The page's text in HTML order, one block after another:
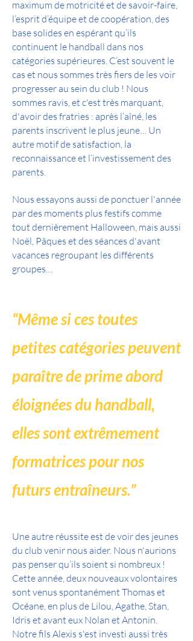
maximum de motricité et de savoir-faire,
l’esprit d’équipe et de coopération, des
base solides en espérant qu’ils
continuent le handball dans nos
catégories supérieures. C’est souvent le
cas et nous sommes très fiers de les voir
progresser au sein du club ! Nous
sommes ravis, et c'est très marquant,
d'avoir des fratries : après l’aîné, les
parents inscrivent le plus jeune… Un
autre motif de satisfaction, la
reconnaissance et l’investissement des
parents.
Nous essayons aussi de ponctuer l'année
par des moments plus festifs comme
tout dernièrement Halloween, mais aussi
Noël, Pâques et des séances d'avant
vacances regroupant les différents
groupes…
“Même si ces toutes
petites catégories peuvent
paraître de prime abord
éloignées du handball,
elles sont extrêmement
formatrices pour nos
futurs entraîneurs.”
Une autre réussite est de voir des jeunes
du club venir nous aider. Nous n'aurions
pas penser qu’ils soient si nombreux !
Cette année, deux nouveaux volontaires
sont venus spontanément Thomas et
Océane, en plus de Lilou, Agathe, Stan,
Idris et avant eux Nolan et Antonin.
Notre fils Alexis s'est investi aussi très